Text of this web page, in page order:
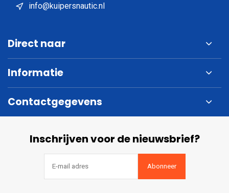
info@kuipersnautic.nl
Direct naar
Informatie
Contactgegevens
Inschrijven voor de nieuwsbrief?
Abonneer